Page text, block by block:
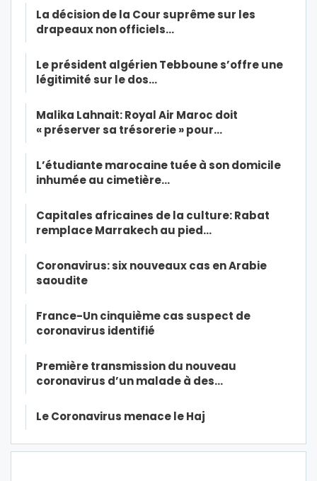
La décision de la Cour suprême sur les
drapeaux non officiels…
Le président algérien Tebboune s’offre une
légitimité sur le dos…
Malika Lahnait: Royal Air Maroc doit
« préserver sa trésorerie » pour…
L’étudiante marocaine tuée à son domicile
inhumée au cimetière…
Capitales africaines de la culture: Rabat
remplace Marrakech au pied…
Coronavirus: six nouveaux cas en Arabie
saoudite
France-Un cinquième cas suspect de
coronavirus identifié
Première transmission du nouveau
coronavirus d’un malade à des…
Le Coronavirus menace le Haj